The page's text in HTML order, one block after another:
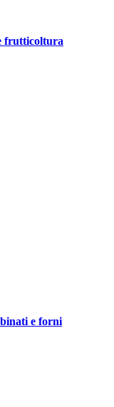
frutticoltura
e forni